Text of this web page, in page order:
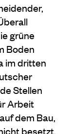
grüne
Boden
im dritten
Stellen
Arbeit
dem Bau,
besetzt.